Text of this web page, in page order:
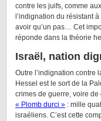
contre les juifs, comme
l’indignation du résistant
avoir qu’un pas… Cet
réponde dans la théorie
Israël, nation
Outre l’indignation contre
Hessel est le sort de la
crimes de guerre, voire de
« Plomb durci » : mille
israéliens. C’est cette